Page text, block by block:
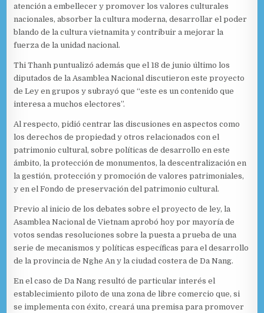
atención a embellecer y promover los valores culturales
nacionales, absorber la cultura moderna, desarrollar el poder
blando de la cultura vietnamita y contribuir a mejorar la
fuerza de la unidad nacional.
Thi Thanh puntualizó además que el 18 de junio último los
diputados de la Asamblea Nacional discutieron este proyecto
de Ley en grupos y subrayó que “este es un contenido que
interesa a muchos electores”.
Al respecto, pidió centrar las discusiones en aspectos como
los derechos de propiedad y otros relacionados con el
patrimonio cultural, sobre políticas de desarrollo en este
ámbito, la protección de monumentos, la descentralización en
la gestión, protección y promoción de valores patrimoniales,
y en el Fondo de preservación del patrimonio cultural.
Previo al inicio de los debates sobre el proyecto de ley, la
Asamblea Nacional de Vietnam aprobó hoy por mayoría de
votos sendas resoluciones sobre la puesta a prueba de una
serie de mecanismos y políticas específicas para el desarrollo
de la provincia de Nghe An y la ciudad costera de Da Nang.
En el caso de Da Nang resultó de particular interés el
establecimiento piloto de una zona de libre comercio que, si
se implementa con éxito, creará una premisa para promover